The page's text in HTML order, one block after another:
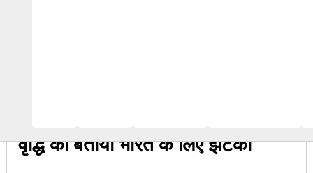
वृद्धि को बताया भारत के लिए झटका